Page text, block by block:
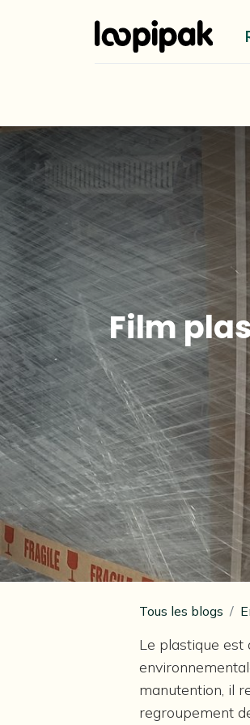
Film
Tous les blogs
Le plastique est
manutention, il
regroupement